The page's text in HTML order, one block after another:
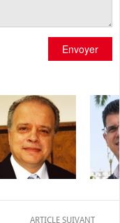
Envoyer
ARTICLE SUIVANT